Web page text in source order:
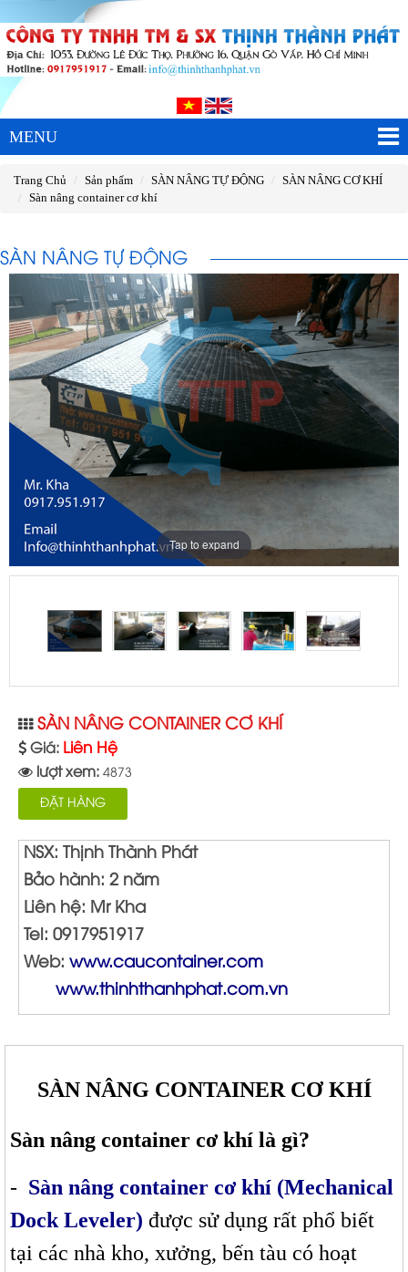
MENU
Trang Chủ Sản phẩm SÀN NÂNG TỰ ĐỘNG
SÀN NÂNG CƠ KHÍ
Sàn nâng container cơ khí
SÀN NÂNG TỰ ĐỘNG
Tap to expand
SÀN NÂNG CONTAINER CƠ KHÍ
Giá: Liên Hệ
lượt xem: 4873
ĐẶT HÀNG
NSX: Thịnh Thành Phát
Bảo hành: 2 năm
Liên hệ: Mr Kha
Tel: 0917951917
Web: www.caucontainer.com
www.thinhthanhphat.com.vn
SÀN NÂNG CONTAINER CƠ KHÍ
Sàn nâng container cơ khí là gì?
- Sàn nâng container cơ khí (Mechanical
Dock Leveler) được sử dụng rất phổ biết
tại các nhà kho, xưởng, bến tàu có hoạt